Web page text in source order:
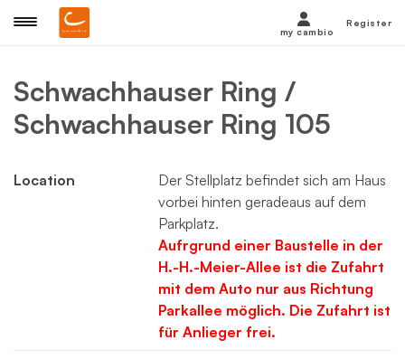
Schwachhauser Ring /
Schwachhauser Ring 105
Location
Der Stellplatz befindet sich am Haus
vorbei hinten geradeaus auf dem
Parkplatz.
Aufrgrund einer Baustelle in der
H.-H.-Meier-Allee ist die Zufahrt
mit dem Auto nur aus Richtung
Parkallee möglich. Die Zufahrt ist
für Anlieger frei.
my cambio
Register